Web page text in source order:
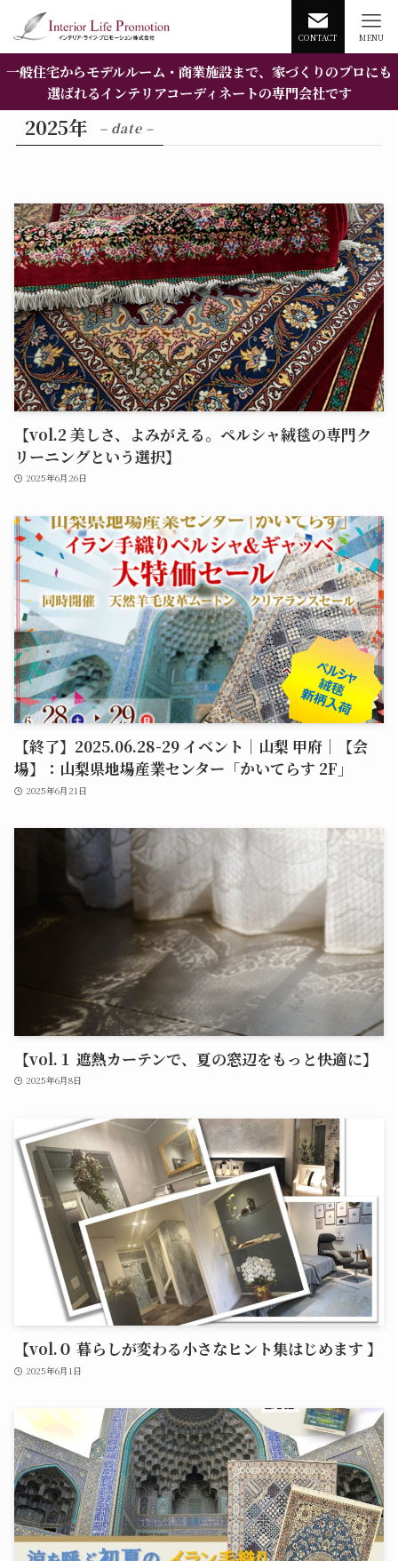
CONTACT MENU
一般住宅からモデルルーム・商業施設まで、家づくりのプロにも
選ばれるインテリアコーディネートの専門会社です
2025年 – date –
【vol.2 美しさ、よみがえる。ペルシャ絨毯の専門ク
リーニングという選択】
2025年6月26日
【終了】2025.06.28-29 イベント｜山梨 甲府｜【会
場】：山梨県地場産業センター「かいてらす 2F」
2025年6月21日
【vol.１ 遮熱カーテンで、夏の窓辺をもっと快適に】
2025年6月8日
【vol.０ 暮らしが変わる小さなヒント集はじめます 】
2025年6月1日